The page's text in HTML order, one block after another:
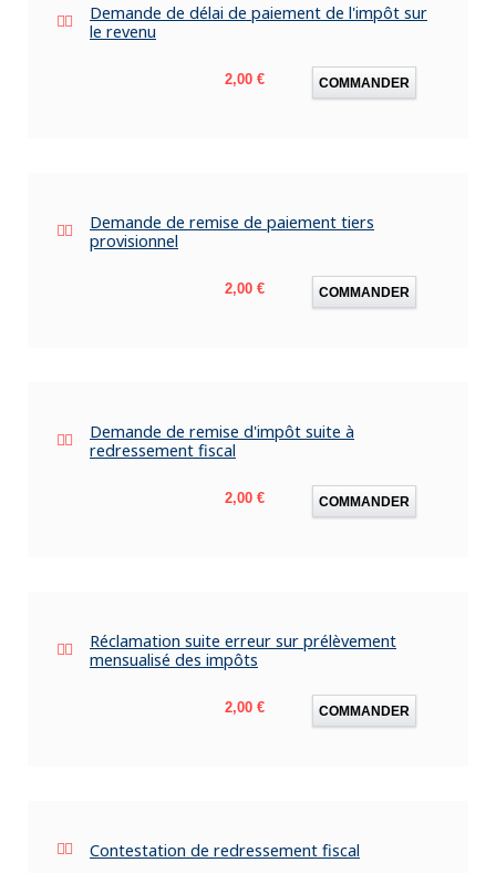
Demande de délai de paiement de l'impôt sur
le revenu
Prix
2,00 € COMMANDER
Demande de remise de paiement tiers
provisionnel
Prix
2,00 € COMMANDER
Demande de remise d'impôt suite à
redressement fiscal
Prix
2,00 € COMMANDER
Réclamation suite erreur sur prélèvement
mensualisé des impôts
Prix
2,00 € COMMANDER
Contestation de redressement fiscal